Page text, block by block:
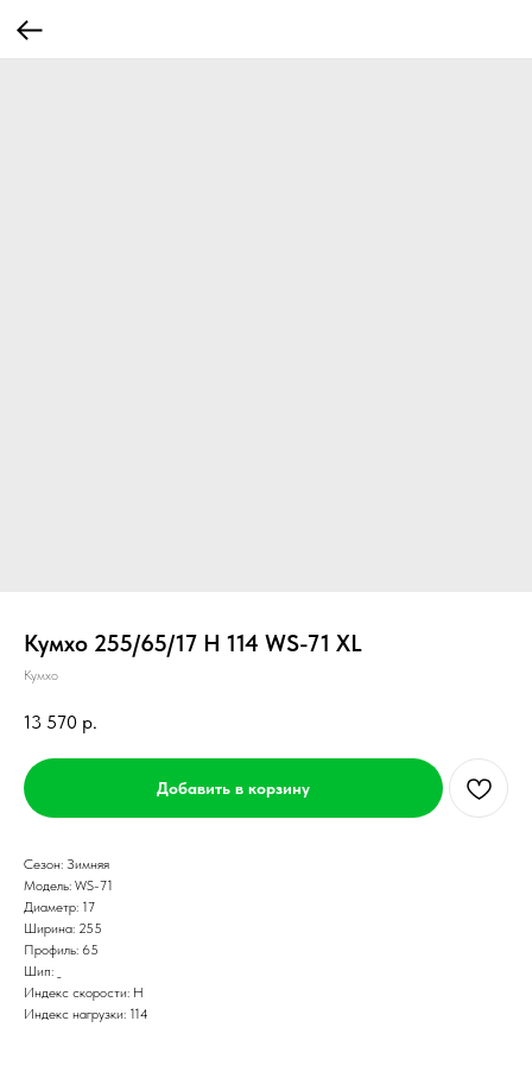
Кумхо 255/65/17 H 114 WS-71 XL
Кумхо
13 570 р.
Добавить в корзину
Сезон: Зимняя
Модель: WS-71
Диаметр: 17
Ширина: 255
Профиль: 65
Шип: _
Индекс скорости: H
Индекс нагрузки: 114